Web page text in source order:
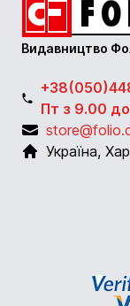
Видавництво
Пт з 9.00
Україна,